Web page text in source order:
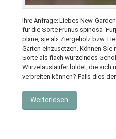
Ihre Anfrage: Liebes New-
für die Sorte Prunus spinosa
plane, sie als Ziergehölz bzw.
Garten einzusetzen. Können
Sorte als flach wurzelndes
Wurzelausläufer bildet, die sich
verbreiten können? Falls dies
Weiterlesen